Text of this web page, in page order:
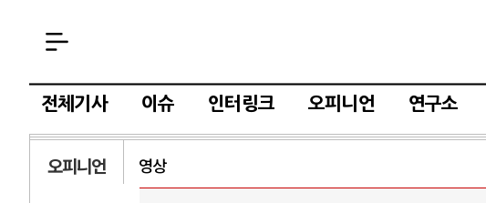
전체기사 이슈 인터링크 오피니언 연구소
오피니언 영상